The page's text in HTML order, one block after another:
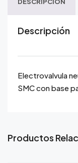
Descripción
Electrovalvula
SMC con base
Productos